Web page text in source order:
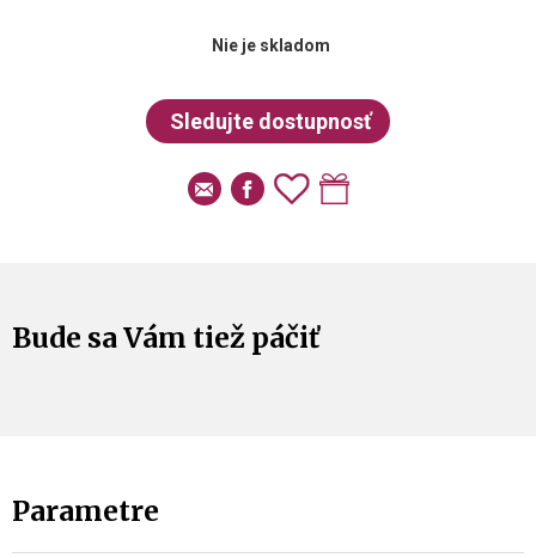
Nie je skladom
Bude sa Vám tiež páčiť
Parametre